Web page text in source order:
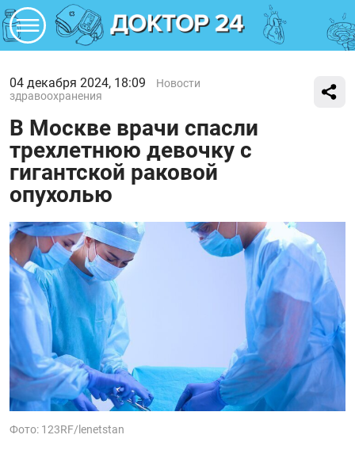
04 декабря 2024, 18:09
Новости
здравоохранения
В Москве врачи спасли
трехлетнюю девочку с
гигантской раковой
опухолью
Фото: 123RF/lenetstan